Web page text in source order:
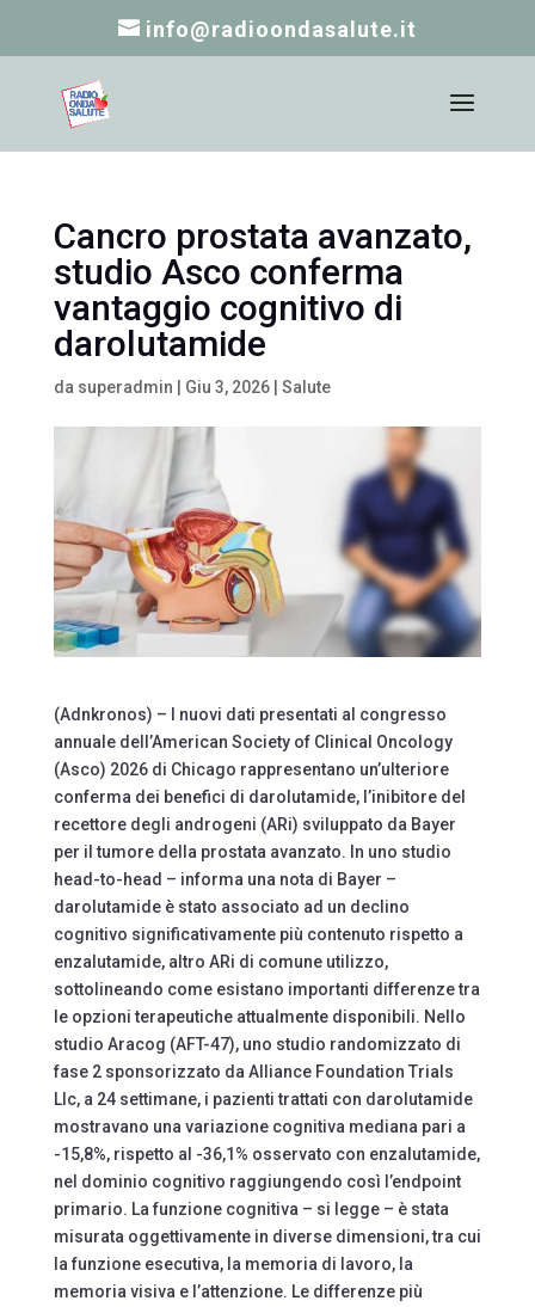
info@radioondasalute.it
Cancro prostata avanzato,
studio Asco conferma
vantaggio cognitivo di
darolutamide
da superadmin Giu 3, 2026| Salute
(Adnkronos) – I nuovi dati presentati al congresso
annuale dell’American Society of Clinical Oncology
(Asco) 2026 di Chicago rappresentano un’ulteriore
conferma dei benefici di darolutamide, l’inibitore del
recettore degli androgeni (ARi) sviluppato da Bayer
per il tumore della prostata avanzato. In uno studio
head-to-head – informa una nota di Bayer –
darolutamide è stato associato ad un declino
cognitivo significativamente più contenuto rispetto a
enzalutamide, altro ARi di comune utilizzo,
sottolineando come esistano importanti differenze tra
le opzioni terapeutiche attualmente disponibili. Nello
studio Aracog (AFT-47), uno studio randomizzato di
fase 2 sponsorizzato da Alliance Foundation Trials
Llc, a 24 settimane, i pazienti trattati con darolutamide
mostravano una variazione cognitiva mediana pari a
-15,8%, rispetto al -36,1% osservato con enzalutamide,
nel dominio cognitivo raggiungendo così l’endpoint
primario. La funzione cognitiva – si legge – è stata
misurata oggettivamente in diverse dimensioni, tra cui
la funzione esecutiva, la memoria di lavoro, la
memoria visiva e l’attenzione. Le differenze più